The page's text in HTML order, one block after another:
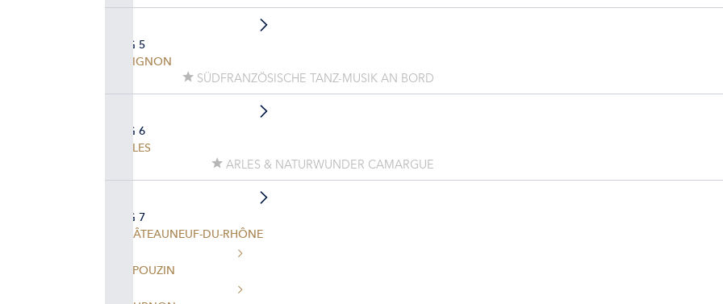
TAG 5
AVIGNON
SÜDFRANZÖSISCHE TANZ-MUSIK AN BORD
TAG 6
ARLES
ARLES & NATURWUNDER CAMARGUE
TAG 7
CHÂTEAUNEUF-DU-RHÔNE
LE POUZIN